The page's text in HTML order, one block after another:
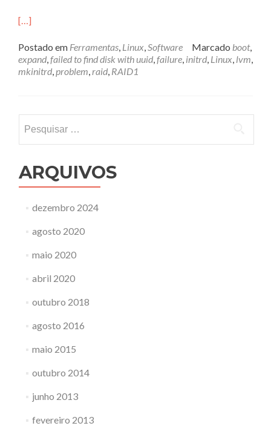
[…]
Postado em Ferramentas, Linux,Software Marcado boot,
expand,failed to find disk with uuid,failure, initrd, Linux, lvm,
mkinitrd,problem,raid, RAID1
por:
ARQUIVOS
dezembro 2024
agosto 2020
maio 2020
abril 2020
outubro 2018
agosto 2016
maio 2015
outubro 2014
junho 2013
fevereiro 2013